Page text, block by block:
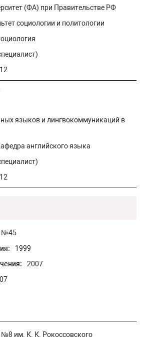
(ФА) при Правительстве РФ
социологии и политологии
языков и лингвокоммуникаций в
английского языка
№45
1999
2007
№8 им. К. К. Рокоссовского